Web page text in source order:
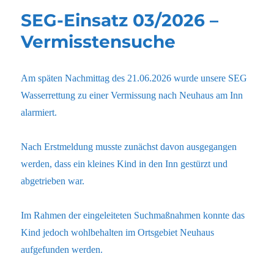
SEG-Einsatz 03/2026 –
Vermisstensuche
Am späten Nachmittag des 21.06.2026 wurde unsere SEG
Wasserrettung zu einer Vermissung nach Neuhaus am Inn
alarmiert.
Nach Erstmeldung musste zunächst davon ausgegangen
werden, dass ein kleines Kind in den Inn gestürzt und
abgetrieben war.
Im Rahmen der eingeleiteten Suchmaßnahmen konnte das
Kind jedoch wohlbehalten im Ortsgebiet Neuhaus
aufgefunden werden.